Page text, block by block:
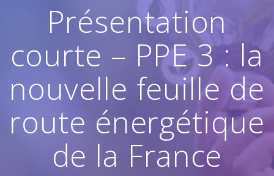
Présentation
courte – PPE 3 : la
nouvelle feuille de
route énergétique
de la France